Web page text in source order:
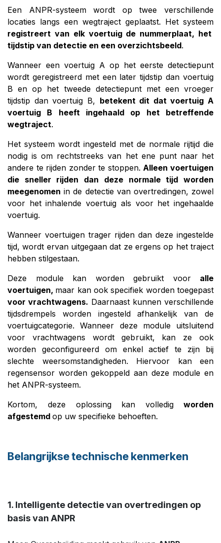
Een ANPR-systeem wordt op twee verschillende
locaties langs een wegtraject geplaatst. Het systeem
registreert van elk voertuig de nummerplaat, het
tijdstip van detectie en een overzichtsbeeld.
Wanneer een voertuig A op het eerste detectiepunt
wordt geregistreerd met een later tijdstip dan voertuig
B en op het tweede detectiepunt met een vroeger
tijdstip dan voertuig B, betekent dit dat voertuig A
voertuig B heeft ingehaald op het betreffende
wegtraject.
Het systeem wordt ingesteld met de normale rijtijd die
nodig is om rechtstreeks van het ene punt naar het
andere te rijden zonder te stoppen.Alleen voertuigen
die sneller rijden dan deze normale tijd worden
meegenomen in de detectie van overtredingen, zowel
voor het inhalende voertuig als voor het ingehaalde
voertuig.
Wanneer voertuigen trager rijden dan deze ingestelde
tijd, wordt ervan uitgegaan dat ze ergens op het traject
hebben stilgestaan.
Deze module kan worden gebruikt voor alle
voertuigen, maar kan ook specifiek worden toegepast
voor vrachtwagens. Daarnaast kunnen verschillende
tijdsdrempels worden ingesteld afhankelijk van de
voertuigcategorie. Wanneer deze module uitsluitend
voor vrachtwagens wordt gebruikt, kan ze ook
worden geconfigureerd om enkel actief te zijn bij
slechte weersomstandigheden. Hiervoor kan een
regensensor worden gekoppeld aan deze module en
het ANPR-systeem.
Kortom, deze oplossing kan volledig worden
afgestemd op uw specifieke behoeften.
Belangrijkse technische kenmerken ​
1. Intelligente detectie van overtredingen op
basis van ANPR